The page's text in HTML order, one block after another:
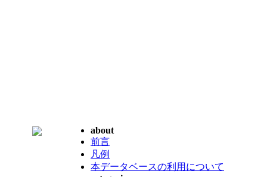
about
前言
凡例
本データベースの利用について